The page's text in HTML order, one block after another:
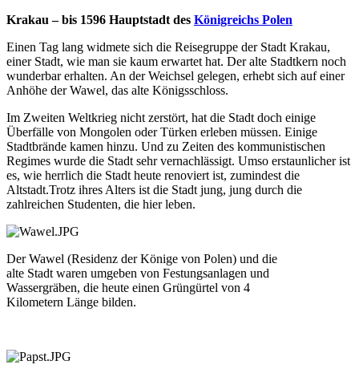
Krakau – bis 1596 Hauptstadt des Königreichs Polen
Einen Tag lang widmete sich die Reisegruppe der Stadt Krakau,
einer Stadt, wie man sie kaum erwartet hat. Der alte Stadtkern noch
wunderbar erhalten. An der Weichsel gelegen, erhebt sich auf einer
Anhöhe der Wawel, das alte Königsschloss.
Im Zweiten Weltkrieg nicht zerstört, hat die Stadt doch einige
Überfälle von Mongolen oder Türken erleben müssen. Einige
Stadtbrände kamen hinzu. Und zu Zeiten des kommunistischen
Regimes wurde die Stadt sehr vernachlässigt. Umso erstaunlicher ist
es, wie herrlich die Stadt heute renoviert ist, zumindest die
Altstadt.Trotz ihres Alters ist die Stadt jung, jung durch die
zahlreichen Studenten, die hier leben.
Der Wawel (Residenz der Könige von Polen) und die
alte Stadt waren umgeben von Festungsanlagen und
Wassergräben, die heute einen Grüngürtel von 4
Kilometern Länge bilden.